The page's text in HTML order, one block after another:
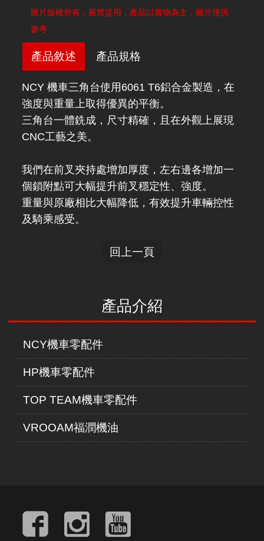
產品介紹
NCY機車零配件
HP機車零配件
TOP TEAM機車零配件
VROOAM福潤機油
圖片版權所有，嚴禁盜用，產品以實物為主，圖片僅供
參考
產品敘述 產品規格
NCY 機車三角台使用6061 T6鋁合金製造，在
強度與重量上取得優異的平衡。
三角台一體銑成，尺寸精確，且在外觀上展現
CNC工藝之美。
我們在前叉夾持處增加厚度，左右邊各增加一
個鎖附點可大幅提升前叉穩定性、強度。
重量與原廠相比大幅降低，有效提升車輛控性
及騎乘感受。
回上一頁